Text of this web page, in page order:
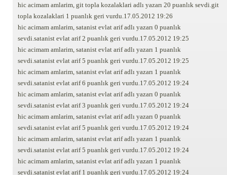
hic acimam amlarim, git topla kozalaklari adlı yazarı 20 puanlık sevdi.git
topla kozalaklari 1 puanlık geri vurdu.17.05.2012 19:26
hic acimam amlarim, satanist evlat arif adlı yazarı 0 puanlık
sevdi.satanist evlat arif 2 puanlık geri vurdu.17.05.2012 19:25
hic acimam amlarim, satanist evlat arif adlı yazarı 1 puanlık
sevdi.satanist evlat arif 5 puanlık geri vurdu.17.05.2012 19:25
hic acimam amlarim, satanist evlat arif adlı yazarı 1 puanlık
sevdi.satanist evlat arif 6 puanlık geri vurdu.17.05.2012 19:24
hic acimam amlarim, satanist evlat arif adlı yazarı 0 puanlık
sevdi.satanist evlat arif 3 puanlık geri vurdu.17.05.2012 19:24
hic acimam amlarim, satanist evlat arif adlı yazarı 0 puanlık
sevdi.satanist evlat arif 5 puanlık geri vurdu.17.05.2012 19:24
hic acimam amlarim, satanist evlat arif adlı yazarı 1 puanlık
sevdi.satanist evlat arif 5 puanlık geri vurdu.17.05.2012 19:24
hic acimam amlarim, satanist evlat arif adlı yazarı 1 puanlık
sevdi.satanist evlat arif 1 puanlık geri vurdu.17.05.2012 19:24